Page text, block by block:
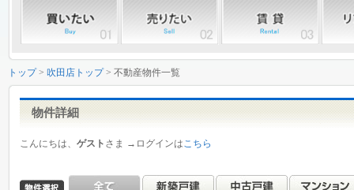
トップ> 吹田店トップ> 不動産物件一覧
物件詳細
こんにちは、 ゲスト さま →ログインはこちら